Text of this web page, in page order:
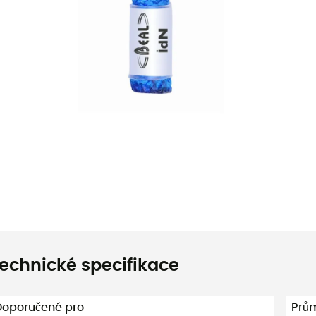
specifikace
pro